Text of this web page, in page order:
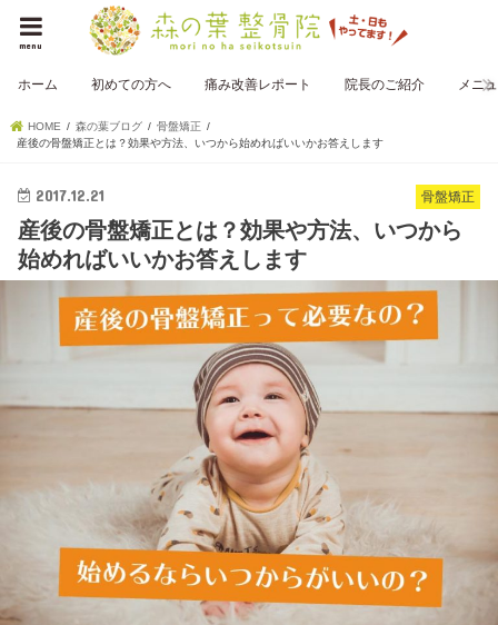
menu
ホーム 初めての方へ 痛み改善レポート 院長のご紹介 メニ
HOME 森の葉ブログ
骨盤矯正
産後の骨盤矯正とは？効果や方法、いつから始めればいいかお答えします
骨盤矯正
2017.12.21
産後の骨盤矯正とは？効果や方法、いつから
始めればいいかお答えします